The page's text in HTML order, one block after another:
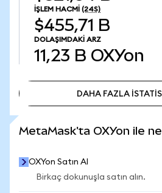
İŞLEM HACMI (24S)
$455,71 B
DOLAŞIMDAKI ARZ
11,23 B OXYon
DAHA FAZLA
MetaMask'ta OXYon ile
OXYon Satın Al
Birkaç dokunuşla satın alın.